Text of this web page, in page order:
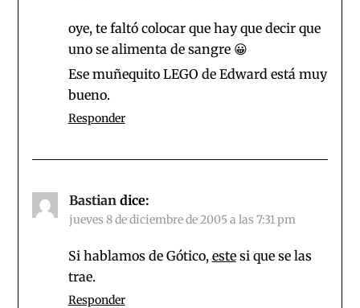
oye, te faltó colocar que hay que decir que
uno se alimenta de sangre 😀
Ese muñequito LEGO de Edward está muy
bueno.
Responder
Bastian dice:
jueves 8 de diciembre de 2005 a las 7:31 pm
Si hablamos de Gótico, estesi que se las
trae.
Responder